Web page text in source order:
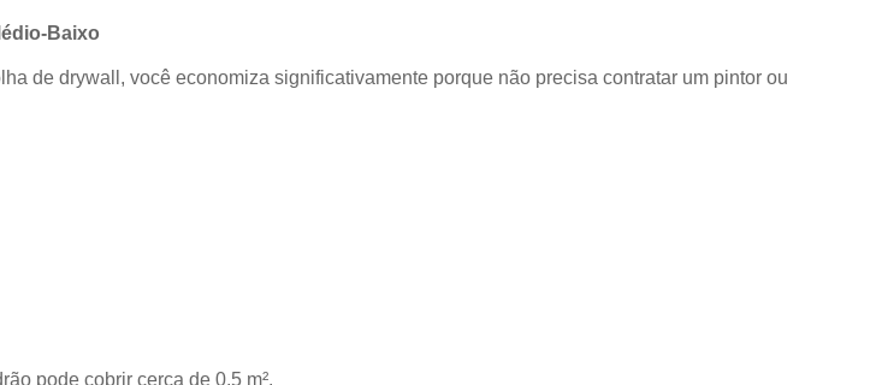
Baixo
de drywall, você economiza significativamente porque não precisa contratar um pintor ou
pode cobrir cerca de 0,5 m².